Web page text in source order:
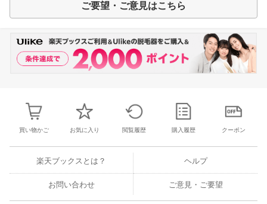
ご要望・ご意見はこちら
買い物かご お気に入り 閲覧履歴 購入履歴 クーポン
楽天ブックスとは？ ヘルプ
お問い合わせ ご意見・ご要望